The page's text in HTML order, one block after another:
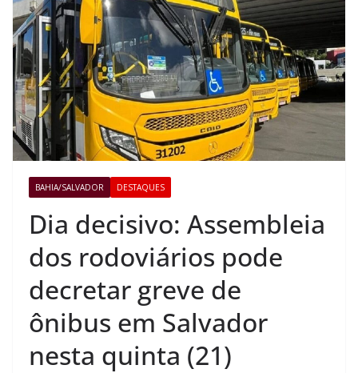
BAHIA/SALVADOR DESTAQUES
Dia decisivo: Assembleia
dos rodoviários pode
decretar greve de
ônibus em Salvador
nesta quinta (21)